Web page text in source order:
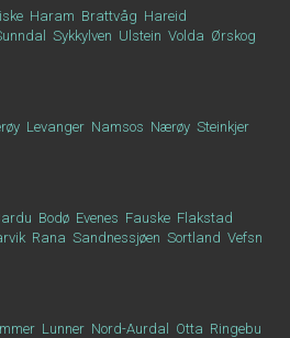
Haram Brattvåg Hareid
Sykkylven Ulstein Volda Ørskog
Levanger Namsos Nærøy Steinkjer
Bodø Evenes Fauske Flakstad
Rana Sandnessjøen Sortland Vefsn
Lunner Nord-Aurdal Otta Ringebu